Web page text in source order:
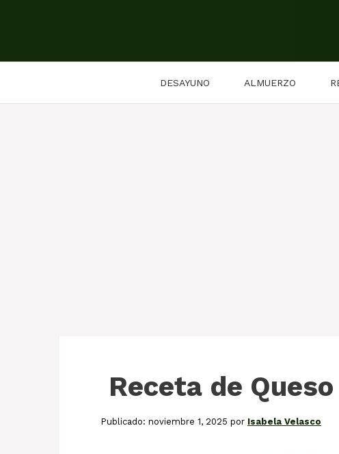
DESAYUNO ALMUERZO
Receta de
noviembre 1, 2025 por Isabela Velasco